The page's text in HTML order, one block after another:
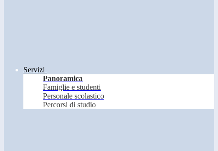
Servizi
Panoramica
Famiglie e studenti
Personale scolastico
Percorsi di studio